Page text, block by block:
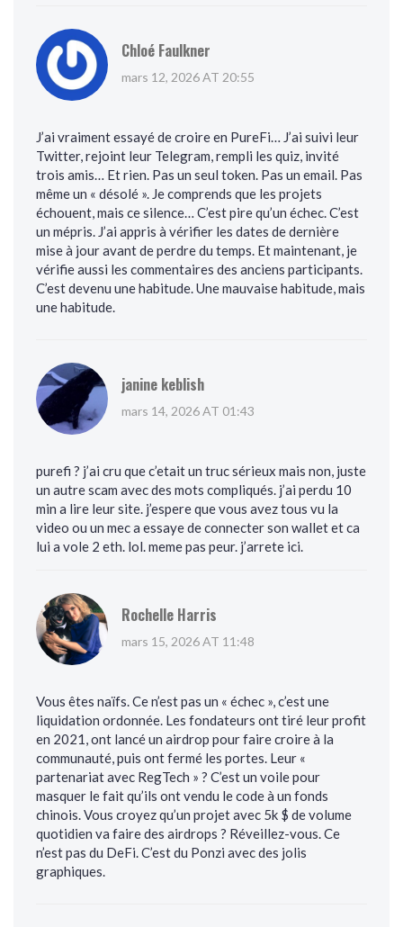
Chloé Faulkner
mars 12, 2026 AT 20:55
J’ai vraiment essayé de croire en PureFi… J’ai suivi leur
Twitter, rejoint leur Telegram, rempli les quiz, invité
trois amis… Et rien. Pas un seul token. Pas un email. Pas
même un « désolé ». Je comprends que les projets
échouent, mais ce silence… C’est pire qu’un échec. C’est
un mépris. J’ai appris à vérifier les dates de dernière
mise à jour avant de perdre du temps. Et maintenant, je
vérifie aussi les commentaires des anciens participants.
C’est devenu une habitude. Une mauvaise habitude, mais
une habitude.
janine keblish
mars 14, 2026 AT 01:43
purefi ? j’ai cru que c’etait un truc sérieux mais non, juste
un autre scam avec des mots compliqués. j’ai perdu 10
min a lire leur site. j’espere que vous avez tous vu la
video ou un mec a essaye de connecter son wallet et ca
lui a vole 2 eth. lol. meme pas peur. j’arrete ici.
Rochelle Harris
mars 15, 2026 AT 11:48
Vous êtes naïfs. Ce n’est pas un « échec », c’est une
liquidation ordonnée. Les fondateurs ont tiré leur profit
en 2021, ont lancé un airdrop pour faire croire à la
communauté, puis ont fermé les portes. Leur «
partenariat avec RegTech » ? C’est un voile pour
masquer le fait qu’ils ont vendu le code à un fonds
chinois. Vous croyez qu’un projet avec 5k $ de volume
quotidien va faire des airdrops ? Réveillez-vous. Ce
n’est pas du DeFi. C’est du Ponzi avec des jolis
graphiques.